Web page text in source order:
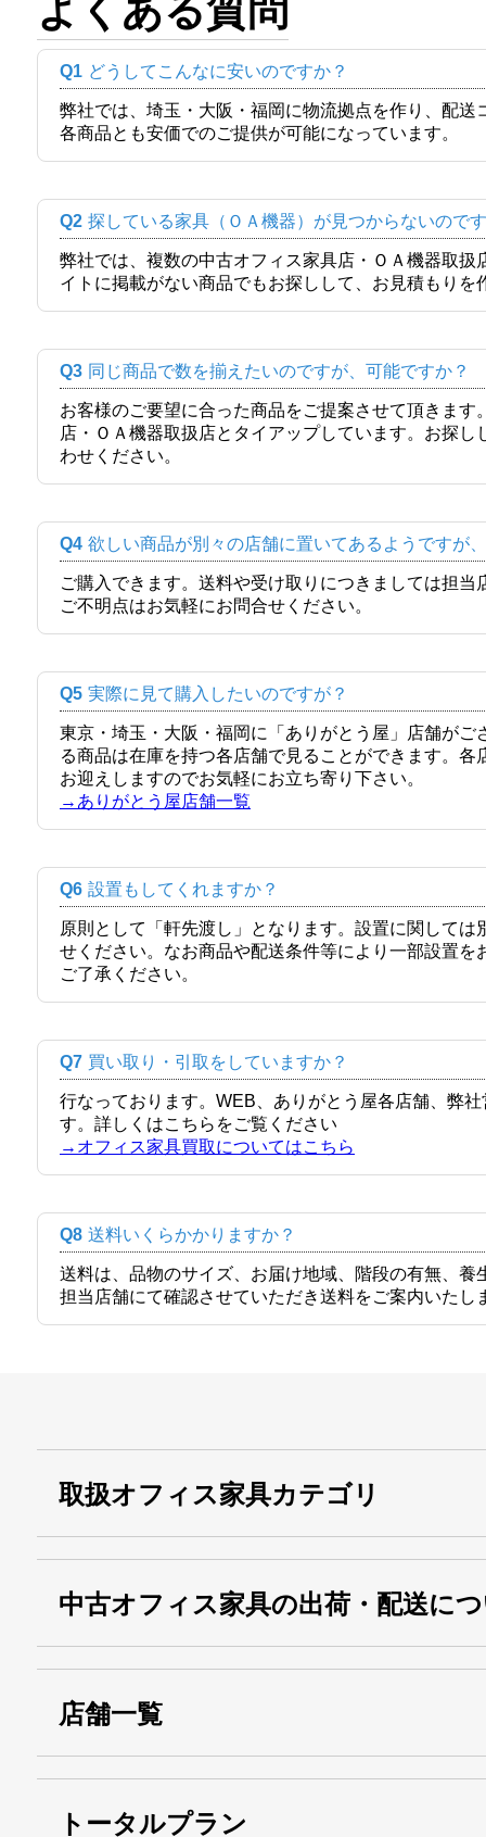
よくある質問
Q1 どうしてこんなに安いのですか？
弊社では、埼玉・大阪・福岡に物流拠点を作り、配
各商品とも安価でのご提供が可能になっています。
Q2 探している家具（ＯＡ機器）が見つからないので
弊社では、複数の中古オフィス家具店・ＯＡ機器取
イトに掲載がない商品でもお探しして、お見積もりを
Q3 同じ商品で数を揃えたいのですが、可能ですか？
お客様のご要望に合った商品をご提案させて頂きま
店・ＯＡ機器取扱店とタイアップしています。お探
わせください。
Q4 欲しい商品が別々の店舗に置いてあるようですが
ご購入できます。送料や受け取りにつきましては担
ご不明点はお気軽にお問合せください。
Q5 実際に見て購入したいのですが？
東京・埼玉・大阪・福岡に「ありがとう屋」店舗が
る商品は在庫を持つ各店舗で見ることができます。
お迎えしますのでお気軽にお立ち寄り下さい。
→ありがとう屋店舗一覧
Q6 設置もしてくれますか？
原則として「軒先渡し」となります。設置に関して
せください。なお商品や配送条件等により一部設置
ご了承ください。
Q7 買い取り・引取をしていますか？
行なっております。WEB、ありがとう屋各店舗、弊
す。詳しくはこちらをご覧ください
→オフィス家具買取についてはこちら
Q8 送料いくらかかりますか？
送料は、品物のサイズ、お届け地域、階段の有無、
担当店舗にて確認させていただき送料をご案内いたし
取扱オフィス家具カテゴリ
中古オフィス家具の出荷・配送に
店舗一覧
トータルプラン